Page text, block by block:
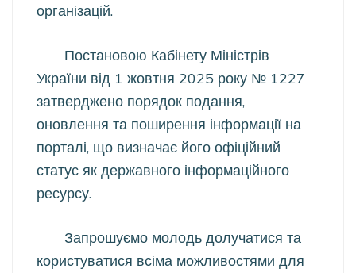
організацій.
Постановою Кабінету Міністрів
України від 1 жовтня 2025 року № 1227
затверджено порядок подання,
оновлення та поширення інформації на
порталі, що визначає його офіційний
статус як державного інформаційного
ресурсу.
Запрошуємо молодь долучатися та
користуватися всіма можливостями для